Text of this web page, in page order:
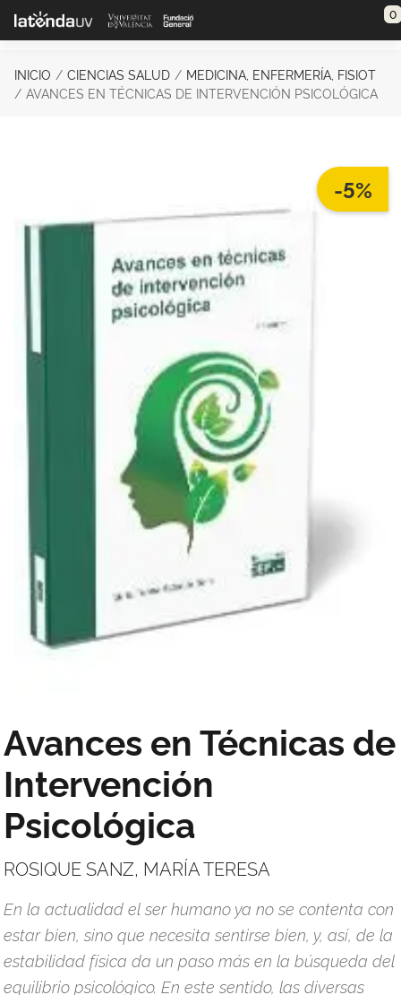
Saltar al contenido principal 0
INICIO CIENCIAS SALUD
MEDICINA, ENFERMERÍA, FISIOT
AVANCES EN TÉCNICAS DE INTERVENCIÓN PSICOLÓGICA
-5%
Avances en Técnicas de
Intervención
Psicológica
ROSIQUE SANZ, MARÍA TERESA
En la actualidad el ser humano ya no se contenta con
estar bien, sino que necesita sentirse bien, y, así, de la
estabilidad física da un paso más en la búsqueda del
equilibrio psicológico. En este sentido, las diversas